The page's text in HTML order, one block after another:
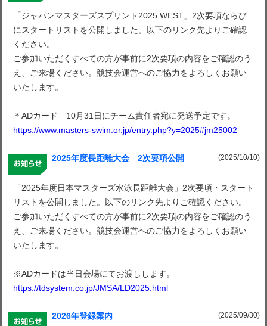
「ジャパンマスターズスプリント2025 WEST」2次要項ならび
にスタートリストを公開しました。以下のリンク先よりご確認
ください。
ご参加いただくすべての方が事前に2次要項の内容をご確認のう
え、ご来場ください。競技会運営へのご協力をよろしくお願い
いたします。
＊ADカード 10月31日にチーム責任者宛に発送予定です。
https://www.masters-swim.or.jp/entry.php?y=2025#jm25002
(2025/10/10)
2025年度長距離大会 2次要項公開
「2025年度日本マスターズ水泳長距離大会」2次要項・スタート
リストを公開しました。以下のリンク先よりご確認ください。
ご参加いただくすべての方が事前に2次要項の内容をご確認のう
え、ご来場ください。競技会運営へのご協力をよろしくお願い
いたします。
※ADカードは当日会場にてお渡しします。
https://tdsystem.co.jp/JMSA/LD2025.html
(2025/09/30)
2026年登録案内